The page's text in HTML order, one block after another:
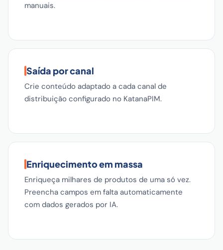
manuais.
Saída por canal
Crie conteúdo adaptado a cada canal de
distribuição configurado no KatanaPIM.
Enriquecimento em massa
Enriqueça milhares de produtos de uma só vez.
Preencha campos em falta automaticamente
com dados gerados por IA.